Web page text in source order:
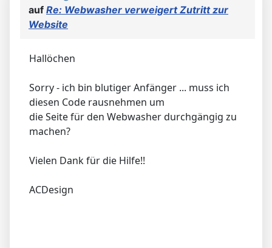
auf Re: Webwasher verweigert Zutritt zur
Website
Hallöchen
Sorry - ich bin blutiger Anfänger ... muss ich
diesen Code rausnehmen um
die Seite für den Webwasher durchgängig zu
machen?
Vielen Dank für die Hilfe!!
ACDesign